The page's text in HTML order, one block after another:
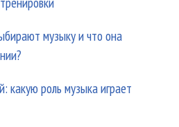
музыку и что она
какую роль музыка играет